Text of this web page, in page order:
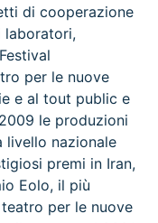
di cooperazione
laboratori,
per le nuove
e al tout public e
le produzioni
livello nazionale
premi in Iran,
Eolo, il più
per le nuove